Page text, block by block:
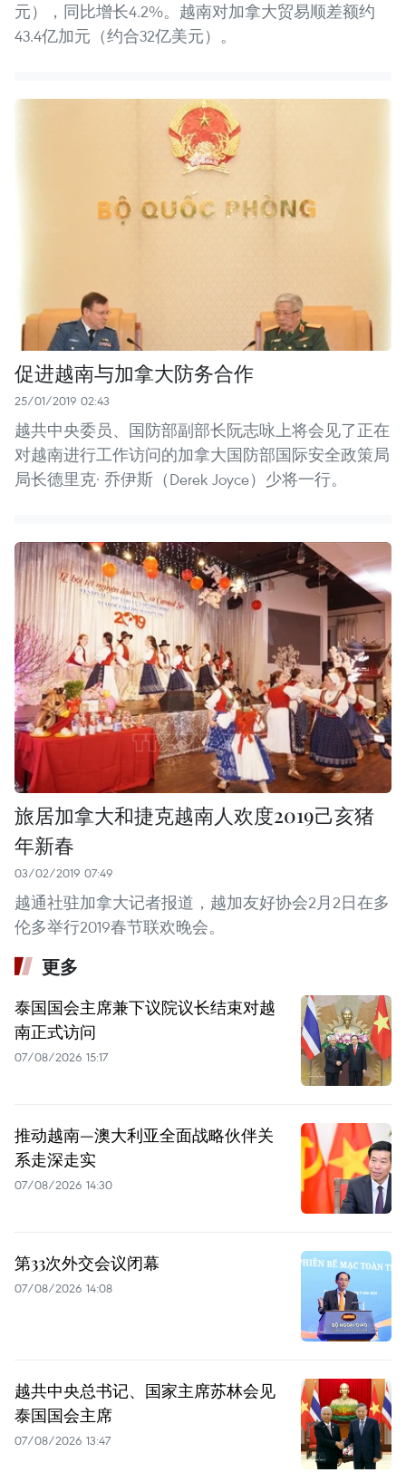
元），同比增长4.2%。越南对加拿大贸易顺差额约
43.4亿加元（约合32亿美元）。
促进越南与加拿大防务合作
25/01/2019 02:43
越共中央委员、国防部副部长阮志咏上将会见了正在
对越南进行工作访问的加拿大国防部国际安全政策局
局长德里克· 乔伊斯（Derek Joyce）少将一行。
旅居加拿大和捷克越南人欢度2019己亥猪
年新春
03/02/2019 07:49
越通社驻加拿大记者报道，越加友好协会2月2日在多
伦多举行2019春节联欢晚会。
更多
泰国国会主席兼下议院议长结束对越
南正式访问
07/08/2026 15:17
推动越南—澳大利亚全面战略伙伴关
系走深走实
07/08/2026 14:30
第33次外交会议闭幕
07/08/2026 14:08
越共中央总书记、国家主席苏林会见
泰国国会主席
07/08/2026 13:47